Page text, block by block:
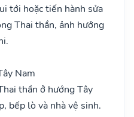
tới hoặc tiến hành sửa
Thai thần, ảnh hưởng
Nam
thần ở hướng Tây
bếp lò và nhà vệ sinh.